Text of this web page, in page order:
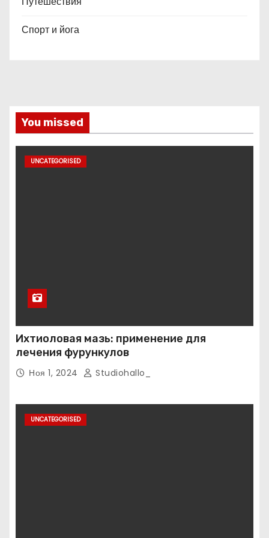
Спорт и йога
You missed
UNCATEGORISED
Ихтиоловая мазь: применение для
лечения фурункулов
Ноя 1, 2024 Studiohallo_
UNCATEGORISED